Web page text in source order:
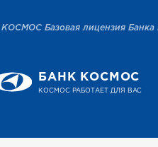
Базовая лицензия Банка